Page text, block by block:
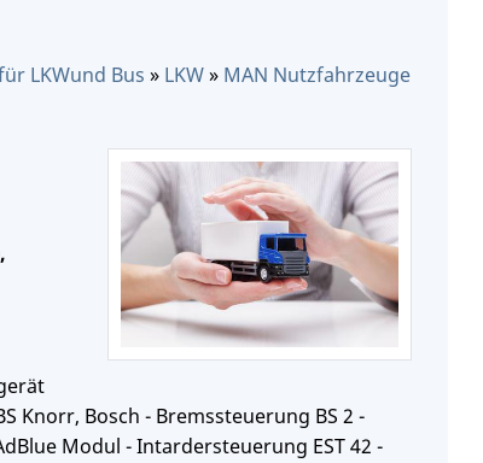
LKWund Bus » LKW» MAN Nutzfahrzeuge
Knorr, Bosch - Bremssteuerung BS 2 -
Modul - Intardersteuerung EST 42 -